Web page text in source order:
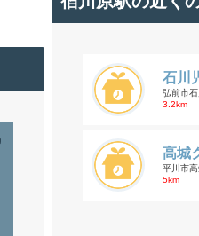
石川
弘前市
3.2km
高城
平川市
5km